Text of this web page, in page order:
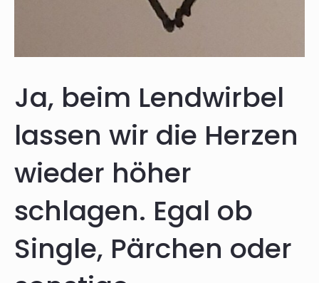
Ja, beim Lendwirbel
lassen wir die Herzen
wieder höher
schlagen. Egal ob
Single, Pärchen oder